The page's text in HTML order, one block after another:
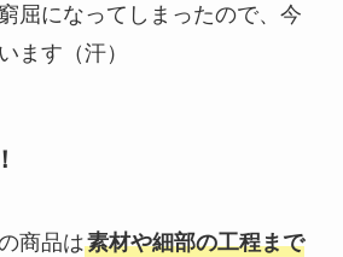
屈になってしまったので、今
ます（汗）
商品は素材や細部の工程まで